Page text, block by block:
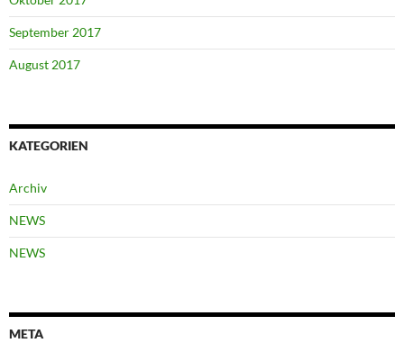
September 2017
August 2017
KATEGORIEN
Archiv
NEWS
NEWS
META